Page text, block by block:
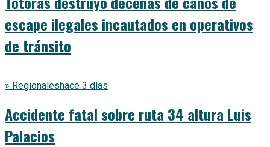
escape ilegales incautados en operativos
de tránsito
» Regionaleshace 3 días
Accidente fatal sobre ruta 34 altura Luis
Palacios